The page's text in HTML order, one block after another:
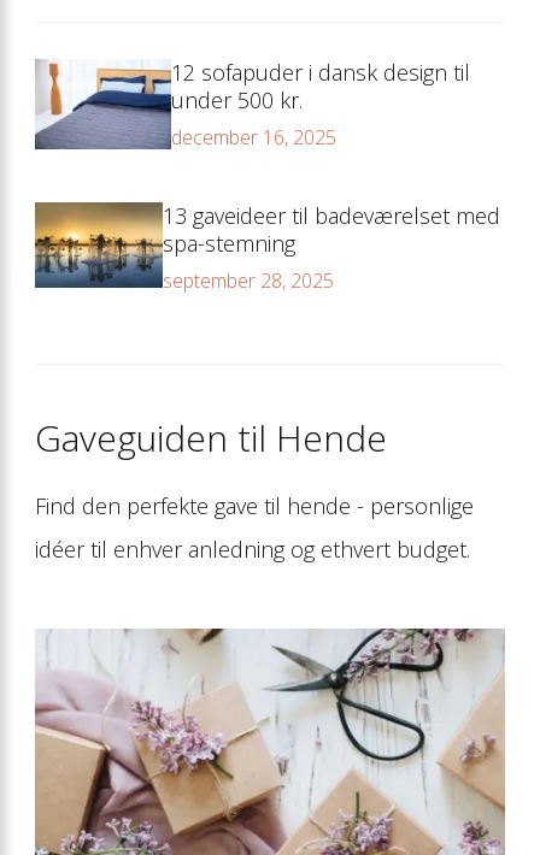
december 16, 2025
12 sofapuder i dansk design til
under 500 kr.
september 28, 2025
13 gaveideer til badeværelset med
spa-stemning
Gaveguiden til Hende
Find den perfekte gave til hende - personlige
idéer til enhver anledning og ethvert budget.